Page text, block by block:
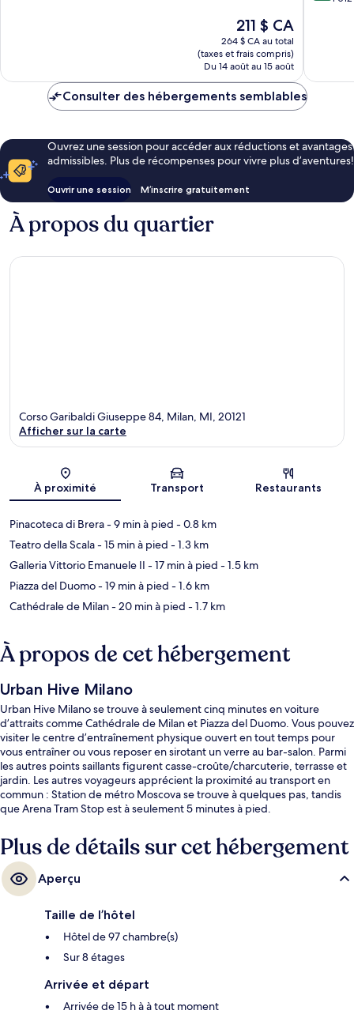
Le
prix
est
de
211 $ CA
211 $ CA
264 $ CA au total
(taxes et frais compris)
Du 14 août au 15 août
Consulter des hébergements semblables
Ouvrez une session pour accéder aux réductions et avantages
admissibles. Plus de récompenses pour vivre plus d’aventures!
Ouvrir une session M’inscrire gratuitement
À propos du quartier
Carte
Corso Garibaldi Giuseppe 84, Milan, MI, 20121
Afficher sur la carte
À proximité Transport Restaurants
Pinacoteca di Brera- 9 min à pied - 0.8 km
Teatro della Scala- 15 min à pied - 1.3 km
Galleria Vittorio Emanuele II - 17 min à pied - 1.5 km
Piazza del Duomo- 19 min à pied - 1.6 km
Cathédrale de Milan- 20 min à pied - 1.7 km
À propos de cet hébergement
Urban Hive Milano
Urban Hive Milano se trouve à seulement cinq minutes en voiture
d’attraits comme Cathédrale de Milan et Piazza del Duomo. Vous pouvez
visiter le centre d’entraînement physique ouvert en tout temps pour
vous entraîner ou vous reposer en sirotant un verre au bar-salon. Parmi
les autres points saillants figurent casse-croûte/charcuterie, terrasse et
jardin. Les autres voyageurs apprécient la proximité au transport en
commun : Station de métro Moscova se trouve à quelques pas, tandis
que Arena Tram Stop est à seulement 5 minutes à pied.
Plus de détails sur cet hébergement
Aperçu
Taille de l’hôtel
Hôtel de 97 chambre(s)
Sur 8 étages
Arrivée et départ
Arrivée de 15 h à à tout moment